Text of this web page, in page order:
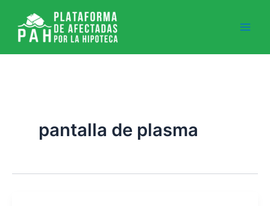
contenido
pantalla de plasma